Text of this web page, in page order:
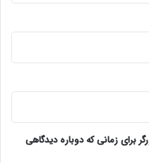
برای زمانی که دوباره دیدگاهی